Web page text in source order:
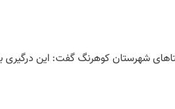
شهرستان کوهرنگ گفت: این